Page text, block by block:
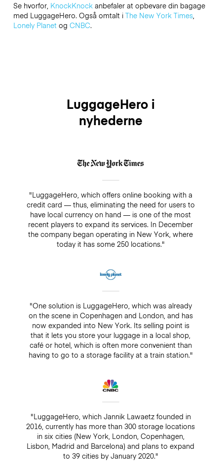
Se hvorfor, KnockKnockanbefaler at opbevare din bagage
med LuggageHero. Også omtalt i The New York Times,
Lonely Planetog CNBC.
LuggageHero i
nyhederne
"LuggageHero, which offers online booking with a
credit card — thus, eliminating the need for users to
have local currency on hand — is one of the most
recent players to expand its services. In December
the company began operating in New York, where
today it has some 250 locations."
"One solution is LuggageHero, which was already
on the scene in Copenhagen and London, and has
now expanded into New York. Its selling point is
that it lets you store your luggage in a local shop,
café or hotel, which is often more convenient than
having to go to a storage facility at a train station."
"LuggageHero, which Jannik Lawaetz founded in
2016, currently has more than 300 storage locations
in six cities (New York, London, Copenhagen,
Lisbon, Madrid and Barcelona) and plans to expand
to 39 cities by January 2020."